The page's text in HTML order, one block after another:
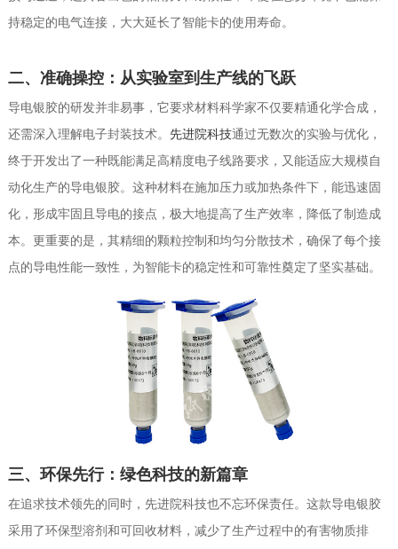
持稳定的电气连接，大大延长了智能卡的使用寿命。
二、准确操控：从实验室到生产线的飞跃
导电银胶的研发并非易事，它要求材料科学家不仅要精通化学合成，
还需深入理解电子封装技术。 先进院科技通过无数次的实验与优化，
终于开发出了一种既能满足高精度电子线路要求，又能适应大规模自
动化生产的导电银胶。这种材料在施加压力或加热条件下，能迅速固
化，形成牢固且导电的接点，极大地提高了生产效率，降低了制造成
本。更重要的是，其精细的颗粒控制和均匀分散技术，确保了每个接
点的导电性能一致性，为智能卡的稳定性和可靠性奠定了坚实基础。
三、环保先行：绿色科技的新篇章
在追求技术领先的同时，先进院科技也不忘环保责任。这款导电银胶
采用了环保型溶剂和可回收材料，减少了生产过程中的有害物质排